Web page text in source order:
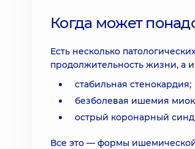
Когда может
Есть несколько
продолжительность жизни, а
стабильная стенокардия;
безболевая ишемия
острый коронарный
Все это — формы ишемической